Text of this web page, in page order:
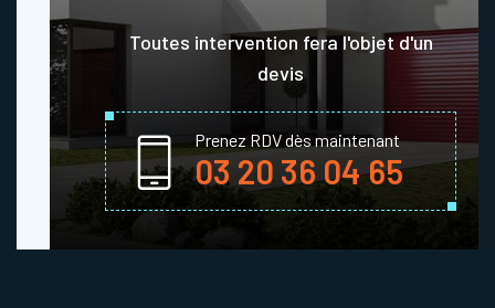
Toutes intervention fera l'objet d'un
devis
Prenez RDV dès maintenant
03 20 36 04 65